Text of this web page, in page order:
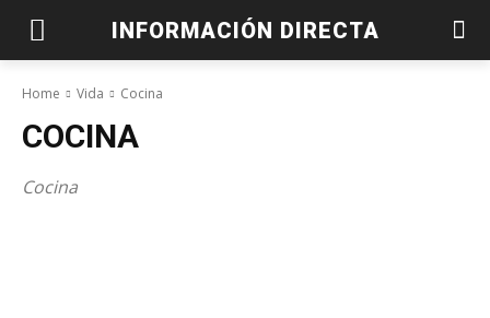
INFORMACIÓN DIRECTA
Home Vida Cocina
COCINA
Cocina